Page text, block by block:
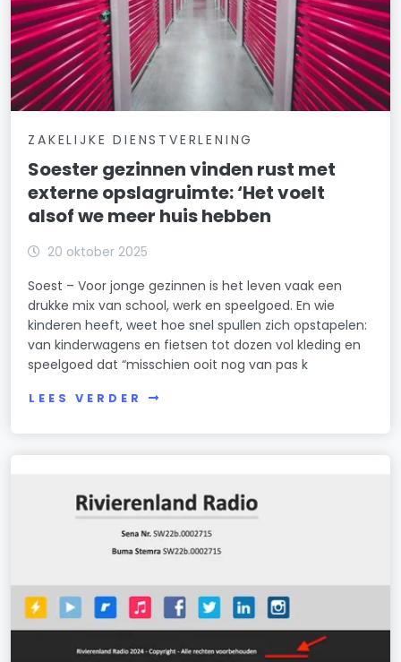
ZAKELIJKE DIENSTVERLENING
Soester gezinnen vinden rust met
externe opslagruimte: ‘Het voelt
alsof we meer huis hebben
20 oktober 2025
Soest – Voor jonge gezinnen is het leven vaak een
drukke mix van school, werk en speelgoed. En wie
kinderen heeft, weet hoe snel spullen zich opstapelen:
van kinderwagens en fietsen tot dozen vol kleding en
speelgoed dat “misschien ooit nog van pas k
LEES VERDER